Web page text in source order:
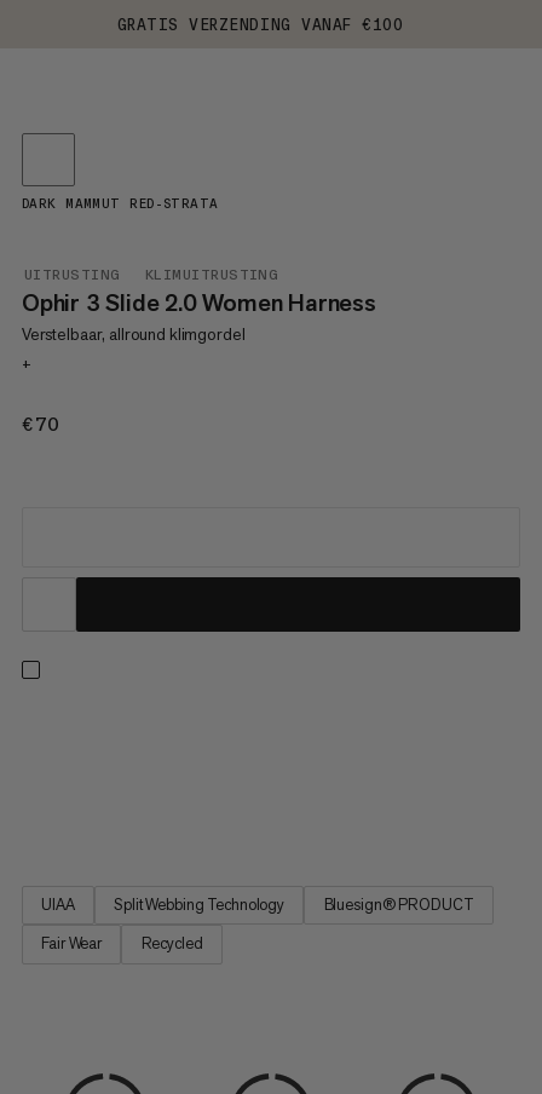
GRATIS VERZENDING VANAF €100
UITRUSTING KLIMUITRUSTING
Ophir 3 Slide 2.0 Women Harness
Verstelbaar, allround klimgordel
+
€70
DARK MAMMUT RED-STRATA
UIAA Split Webbing Technology
Bluesign® PRODUCT
Fair Wear
Recycled